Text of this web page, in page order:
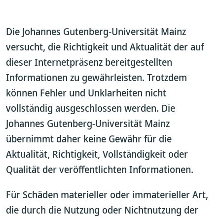
Die Johannes Gutenberg-Universität Mainz
versucht, die Richtigkeit und Aktualität der auf
dieser Internetpräsenz bereitgestellten
Informationen zu gewährleisten. Trotzdem
können Fehler und Unklarheiten nicht
vollständig ausgeschlossen werden. Die
Johannes Gutenberg-Universität Mainz
übernimmt daher keine Gewähr für die
Aktualität, Richtigkeit, Vollständigkeit oder
Qualität der veröffentlichten Informationen.
Für Schäden materieller oder immaterieller Art,
die durch die Nutzung oder Nichtnutzung der